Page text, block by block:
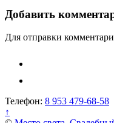
по
записям
Добавить
Для отправки
Телефон: 8 953 479-68-58
↑